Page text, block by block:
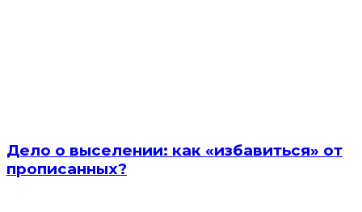
Дело о выселении: как «избавиться» от
прописанных?